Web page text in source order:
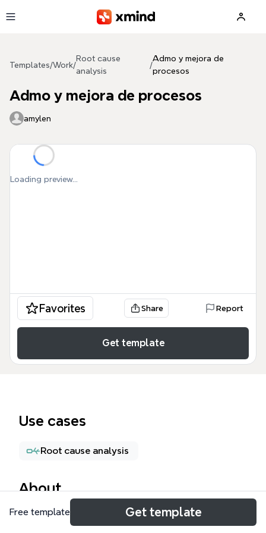
Templates/Work/
Root cause
analysis
/
Admo y mejora de
procesos
Admo y mejora de procesos
amylen
Loading preview...
Favorites Share Report
Get template
Use cases
Root cause analysis
About
La plantilla 'Admo y mejora de procesos' es un
Free template Get template